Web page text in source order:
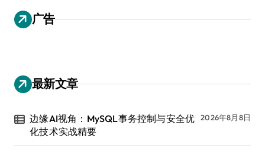
广告
最新文章
边缘AI视角：MySQL事务控制与安全优
化技术实战精要
2026年8月8日